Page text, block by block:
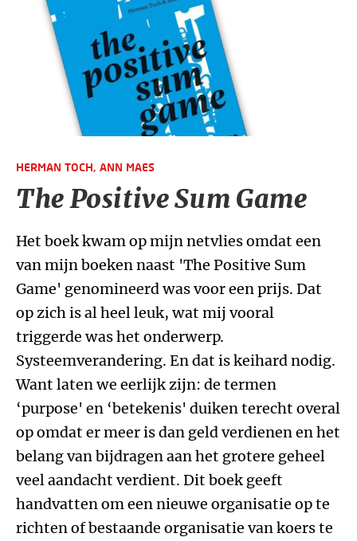
HERMAN TOCH, ANN MAES
The Positive Sum Game
Het boek kwam op mijn netvlies omdat een
van mijn boeken naast 'The Positive Sum
Game' genomineerd was voor een prijs. Dat
op zich is al heel leuk, wat mij vooral
triggerde was het onderwerp.
Systeemverandering. En dat is keihard nodig.
Want laten we eerlijk zijn: de termen
‘purpose' en ‘betekenis' duiken terecht overal
op omdat er meer is dan geld verdienen en het
belang van bijdragen aan het grotere geheel
veel aandacht verdient. Dit boek geeft
handvatten om een nieuwe organisatie op te
richten of bestaande organisatie van koers te